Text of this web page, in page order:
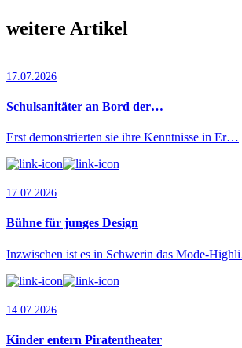
weitere Artikel
17.07.2026
Schulsanitäter an Bord der…
Erst demonstrierten sie ihre Kenntnisse in Er…
17.07.2026
Bühne für junges Design
Inzwischen ist es in Schwerin das Mode-
14.07.2026
Kinder entern Piratentheater